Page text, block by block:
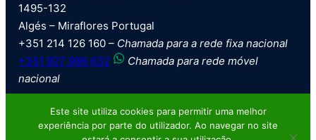
1495-132
Algés – Miraflores Portugal
+351 214 126 160 – Chamada para a rede fixa nacional
+351 927 986 632
Chamada para rede móvel
nacional
Este site utiliza cookies para permitir uma melhor
experiência por parte do utilizador. Ao navegar no site